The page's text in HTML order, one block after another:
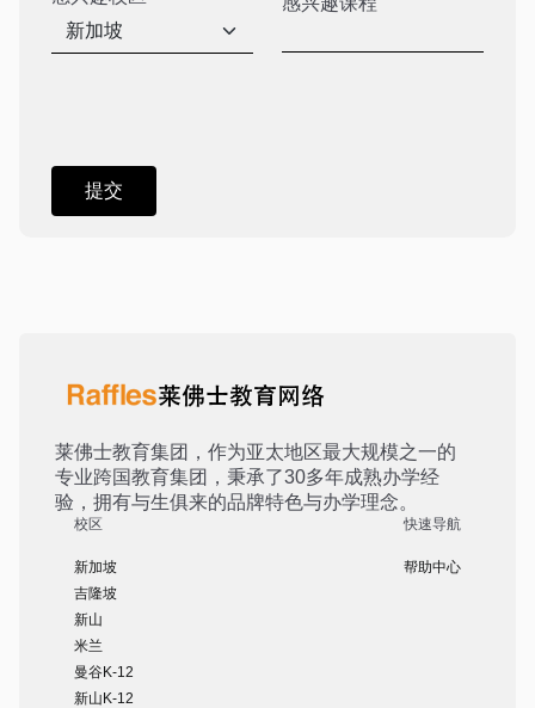
莱佛士教育集团，作为亚太地区最大规模之一的
专业跨国教育集团，秉承了30多年成熟办学经
验，拥有与生俱来的品牌特色与办学理念。
校区
新加坡
吉隆坡
新山
米兰
曼谷K-12
新山K-12
快速导航
帮助中心